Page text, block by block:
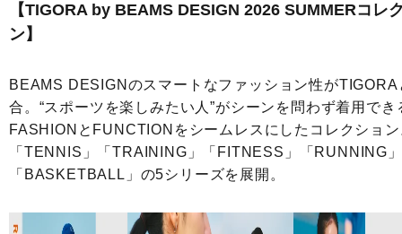
【TIGORA by BEAMS DESIGN 2026 SUMMERコレ
ン】
BEAMS DESIGNのスマートなファッション性がTIGORA
合。“スポーツを楽しみたい人”がシーンを問わず着用でき
FASHIONとFUNCTIONをシームレスにしたコレクショ
「TENNIS」「TRAINING」「FITNESS」「RUNNING」
「BASKETBALL」の5シリーズを展開。